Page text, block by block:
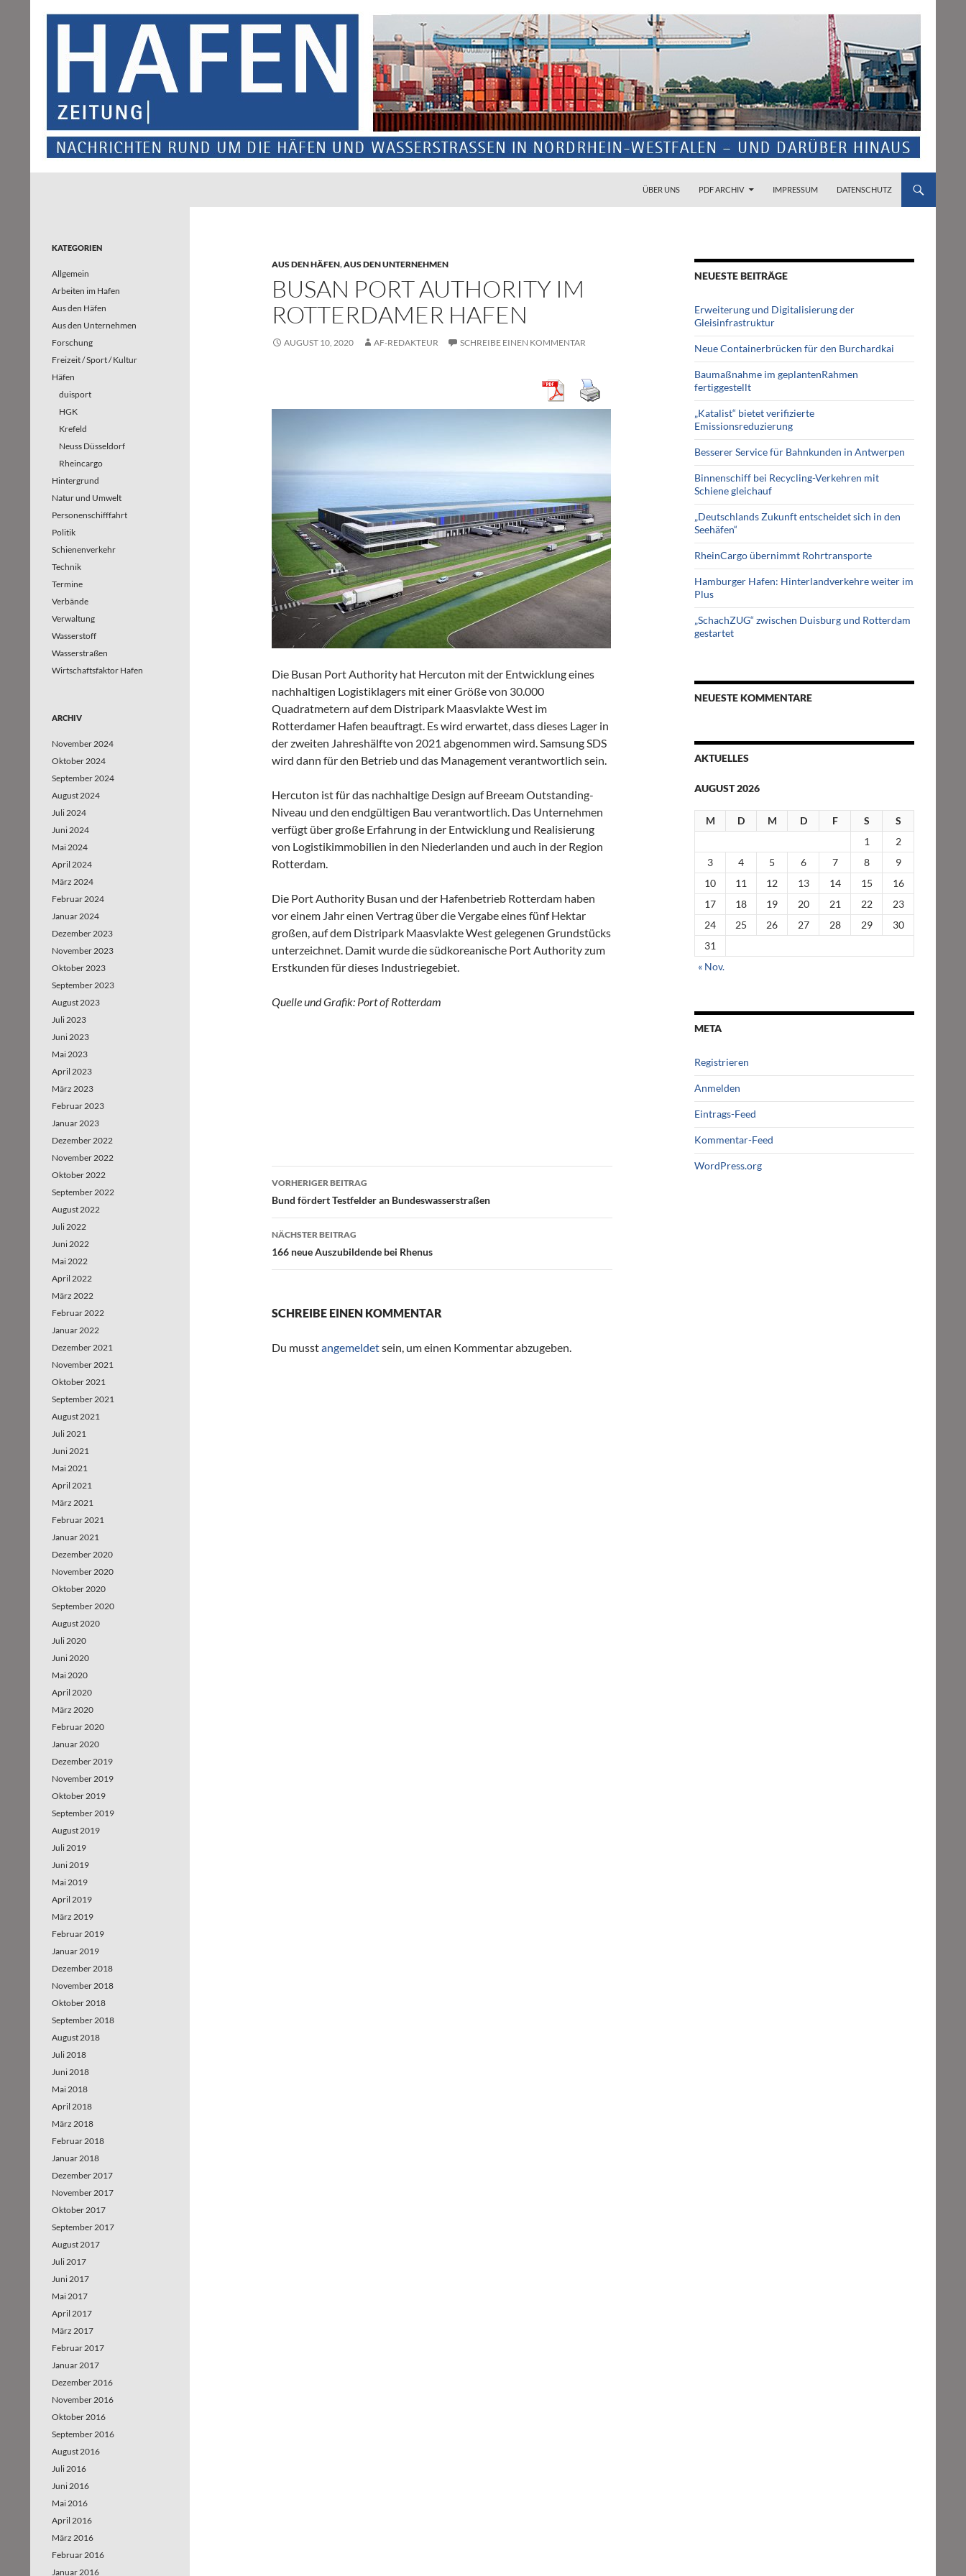
ÜBER UNS
PDF ARCHIV IMPRESSUM DATENSCHUTZ
AUS DEN HÄFEN,AUS DEN UNTERNEHMEN
BUSAN PORT AUTHORITY IM
ROTTERDAMER HAFEN
AUGUST 10, 2020 AF-REDAKTEUR SCHREIBE EINEN KOMMENTAR
Die Busan Port Authority hat Hercuton mit der Entwicklung eines
nachhaltigen Logistiklagers mit einer Größe von 30.000
Quadratmetern auf dem Distripark Maasvlakte West im
Rotterdamer Hafen beauftragt. Es wird erwartet, dass dieses Lager in
der zweiten Jahreshälfte von 2021 abgenommen wird. Samsung SDS
wird dann für den Betrieb und das Management verantwortlich sein.
Hercuton ist für das nachhaltige Design auf Breeam Outstanding-
Niveau und den endgültigen Bau verantwortlich. Das Unternehmen
verfügt über große Erfahrung in der Entwicklung und Realisierung
von Logistikimmobilien in den Niederlanden und auch in der Region
Rotterdam.
Die Port Authority Busan und der Hafenbetrieb Rotterdam haben
vor einem Jahr einen Vertrag über die Vergabe eines fünf Hektar
großen, auf dem Distripark Maasvlakte West gelegenen Grundstücks
unterzeichnet. Damit wurde die südkoreanische Port Authority zum
Erstkunden für dieses Industriegebiet.
Quelle und Grafik: Port of Rotterdam
Beitragsnavigation
VORHERIGER BEITRAG
Bund fördert Testfelder an Bundeswasserstraßen
NÄCHSTER BEITRAG
166 neue Auszubildende bei Rhenus
SCHREIBE EINEN KOMMENTAR
Du musstangemeldetsein, um einen Kommentar abzugeben.
NEUESTE BEITRÄGE
Erweiterung und Digitalisierung der
Gleisinfrastruktur
Neue Containerbrücken für den Burchardkai
Baumaßnahme im geplantenRahmen
fertiggestellt
„Katalist“ bietet verifizierte
Emissionsreduzierung
Besserer Service für Bahnkunden in Antwerpen
Binnenschiff bei Recycling-Verkehren mit
Schiene gleichauf
„Deutschlands Zukunft entscheidet sich in den
Seehäfen“
RheinCargo übernimmt Rohrtransporte
Hamburger Hafen: Hinterlandverkehre weiter im
Plus
„SchachZUG“ zwischen Duisburg und Rotterdam
gestartet
NEUESTE KOMMENTARE
AKTUELLES
AUGUST 2026
M D M D F S
S
1
2
3
4 5 6 7 8
9
10
11 12 13 14 15
16
17
18 19 20 21 22
23
24
25 26 27 28 29
30
31
« Nov.
META
Registrieren
Anmelden
Eintrags-Feed
Kommentar-Feed
WordPress.org
KATEGORIEN
Allgemein
Arbeiten im Hafen
Aus den Häfen
Aus den Unternehmen
Forschung
Freizeit / Sport / Kultur
Häfen
duisport
HGK
Krefeld
Neuss Düsseldorf
Rheincargo
Hintergrund
Natur und Umwelt
Personenschifffahrt
Politik
Schienenverkehr
Technik
Termine
Verbände
Verwaltung
Wasserstoff
Wasserstraßen
Wirtschaftsfaktor Hafen
ARCHIV
November 2024
Oktober 2024
September 2024
August 2024
Juli 2024
Juni 2024
Mai 2024
April 2024
März 2024
Februar 2024
Januar 2024
Dezember 2023
November 2023
Oktober 2023
September 2023
August 2023
Juli 2023
Juni 2023
Mai 2023
April 2023
März 2023
Februar 2023
Januar 2023
Dezember 2022
November 2022
Oktober 2022
September 2022
August 2022
Juli 2022
Juni 2022
Mai 2022
April 2022
März 2022
Februar 2022
Januar 2022
Dezember 2021
November 2021
Oktober 2021
September 2021
August 2021
Juli 2021
Juni 2021
Mai 2021
April 2021
März 2021
Februar 2021
Januar 2021
Dezember 2020
November 2020
Oktober 2020
September 2020
August 2020
Juli 2020
Juni 2020
Mai 2020
April 2020
März 2020
Februar 2020
Januar 2020
Dezember 2019
November 2019
Oktober 2019
September 2019
August 2019
Juli 2019
Juni 2019
Mai 2019
April 2019
März 2019
Februar 2019
Januar 2019
Dezember 2018
November 2018
Oktober 2018
September 2018
August 2018
Juli 2018
Juni 2018
Mai 2018
April 2018
März 2018
Februar 2018
Januar 2018
Dezember 2017
November 2017
Oktober 2017
September 2017
August 2017
Juli 2017
Juni 2017
Mai 2017
April 2017
März 2017
Februar 2017
Januar 2017
Dezember 2016
November 2016
Oktober 2016
September 2016
August 2016
Juli 2016
Juni 2016
Mai 2016
April 2016
März 2016
Februar 2016
Januar 2016